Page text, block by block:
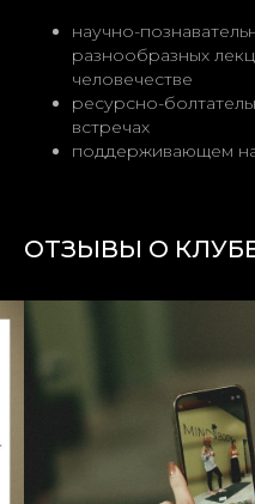
научно-
разнообразных
человечестве
ресурсно-
встречах
поддерживающем на
ОТЗЫВЫ О